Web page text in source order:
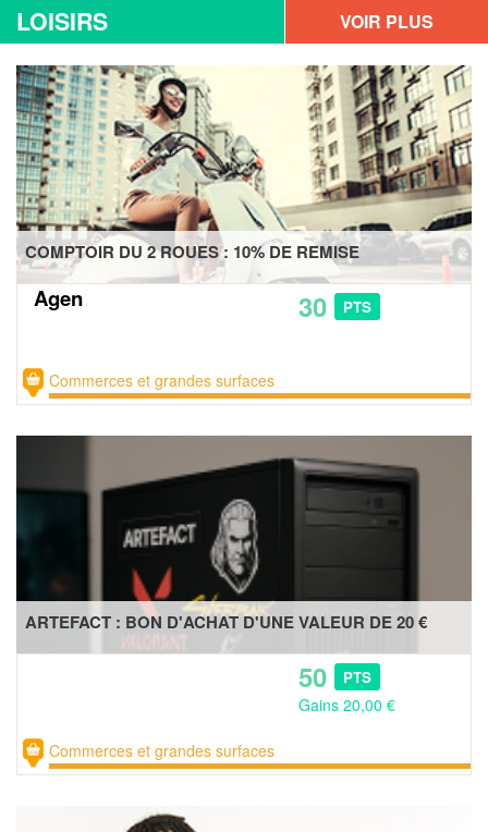
LOISIRS
VOIR PLUS
D'OFFRES
COMPTOIR DU 2 ROUES : 10% DE REMISE
Agen 30 PTS
Commerces et grandes surfaces
ARTEFACT : BON D'ACHAT D'UNE VALEUR DE 20 €
50 PTS
Gains 20,00 €
Commerces et grandes surfaces